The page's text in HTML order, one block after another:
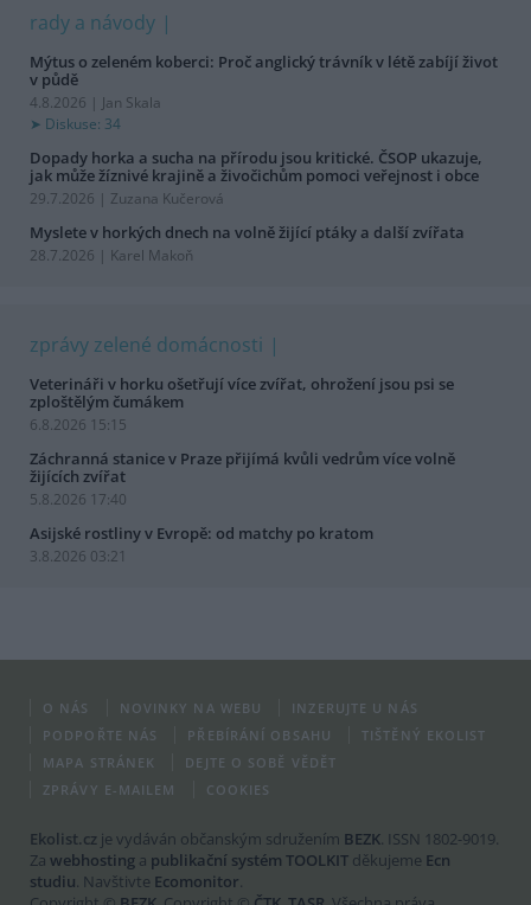
rady a návody
Mýtus o zeleném koberci: Proč anglický trávník v létě zabíjí život
v půdě
4.8.2026 | Jan Skala
Diskuse: 34
Dopady horka a sucha na přírodu jsou kritické. ČSOP ukazuje,
jak může žíznivé krajině a živočichům pomoci veřejnost i obce
29.7.2026 | Zuzana Kučerová
Myslete v horkých dnech na volně žijící ptáky a další zvířata
28.7.2026 | Karel Makoň
zprávy zelené domácnosti
Veterináři v horku ošetřují více zvířat, ohrožení jsou psi se
zploštělým čumákem
6.8.2026 15:15
Záchranná stanice v Praze přijímá kvůli vedrům více volně
žijících zvířat
5.8.2026 17:40
Asijské rostliny v Evropě: od matchy po kratom
3.8.2026 03:21
O NÁS NOVINKY NA WEBU
INZERUJTE U NÁS
PODPOŘTE NÁS
PŘEBÍRÁNÍ OBSAHU
TIŠTĚNÝ EKOLIST
MAPA STRÁNEK
DEJTE O SOBĚ VĚDĚT
ZPRÁVY E-MAILEM
COOKIES
Ekolist.cz je vydáván občanským sdružením BEZK . ISSN 1802-9019.
Za webhosting a publikační systém TOOLKIT děkujeme Ecn
studiu . Navštivte Ecomonitor